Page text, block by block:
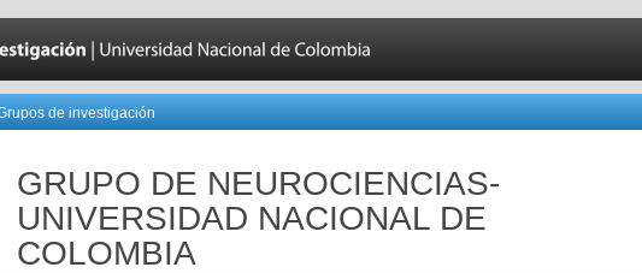
de investigación
GRUPO DE NEUROCIENCIAS-
UNIVERSIDAD NACIONAL DE
COLOMBIA